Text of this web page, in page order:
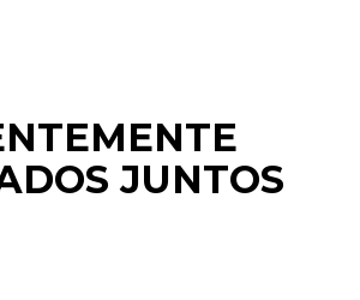
JUNTOS